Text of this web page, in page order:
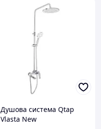
Душова система Qtap
Vlasta New